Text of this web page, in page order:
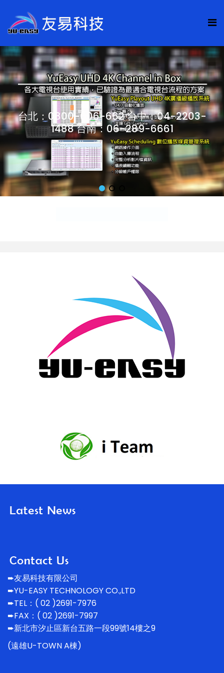
台北：0800-006-662 台中：04-2203-
1488 台南：06-289-6661
➨友易科技有限公司
➨YU-EASY TECHNOLOGY CO.,LTD
➨TEL：( 02 )2691-7976
➨FAX：( 02 )2691-7997
➨新北市汐止區新台五路一段99號14樓之9
(遠雄U-TOWN A棟)